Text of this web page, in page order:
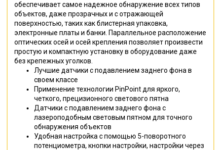
обеспечивает самое надежное обнаружение всех типов
объектов, даже прозрачных и с отражающей
поверхностью, таких как блистерная упаковка,
электронные платы и банки. Параллельное расположение
оптических осей и осей крепления позволяет произвести
простую и компактную установку в оборудование даже
без крепежных уголков.
Лучшие датчики с подавлением заднего фона в
своем классе
Применение технологии PinPoint для яркого,
четкого, прецизионного светового пятна
Датчики с подавлением заднего фона c
лазероподобным световым пятном для точного
обнаружения объектов
Удобная настройка с помощью 5-поворотного
потенциометра, кнопки настройки, настройки через